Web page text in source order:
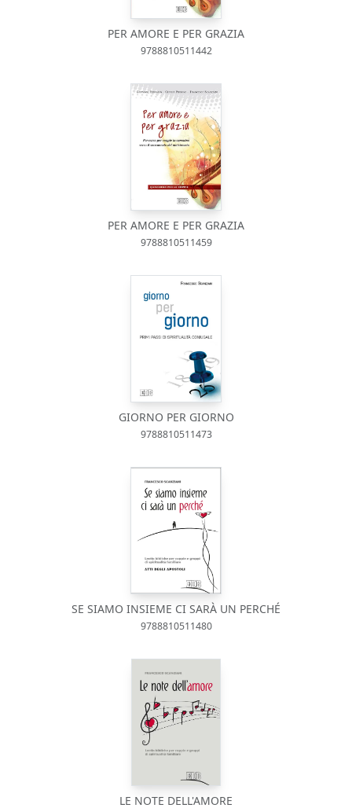
PER AMORE E PER GRAZIA
9788810511442
PER AMORE E PER GRAZIA
9788810511459
GIORNO PER GIORNO
9788810511473
SE SIAMO INSIEME CI SARÀ UN PERCHÉ
9788810511480
LE NOTE DELL'AMORE